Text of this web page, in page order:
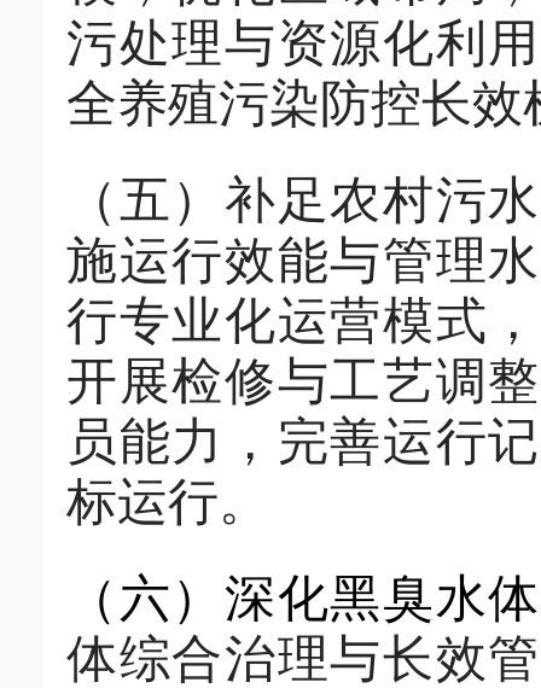
污处理与资源化利
全养殖污染防控长
（ 五 ）补足农村污
施运行效能与管理
行专业化运营模式
开展检修与工艺调
员能力，完善运行
标运行。
（ 六）深化黑臭水
体综合治理与长效